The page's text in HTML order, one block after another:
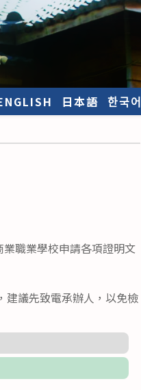
日本語 한국어
職業學校申請各項證明文
建議先致電承辦人，以免檢